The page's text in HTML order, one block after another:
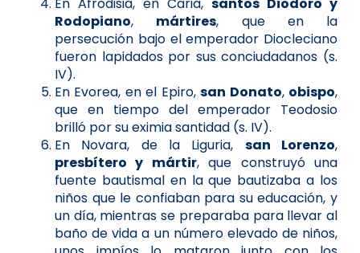
En Afrodisia, en Caria, santos Diodoro y
Rodopiano, mártires, que en la
persecución bajo el emperador Diocleciano
fueron lapidados por sus conciudadanos (s.
IV).
En Evorea, en el Epiro,san Donato, obispo,
que en tiempo del emperador Teodosio
brilló por su eximia santidad (s. IV).
En Novara, de la Liguria, san Lorenzo,
presbítero y mártir, que construyó una
fuente bautismal en la que bautizaba a los
niños que le confiaban para su educación, y
un día, mientras se preparaba para llevar al
baño de vida a un número elevado de niños,